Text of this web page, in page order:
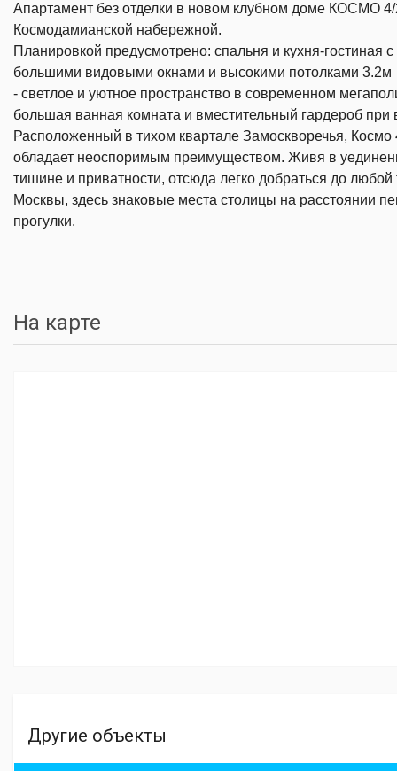
Апартамент без отделки в новом клубном доме КОСМО
Космодамианской набережной.
Планировкой предусмотрено: спальня и кухня-гостиная с
большими видовыми окнами и высокими потолками 3.2м
- светлое и уютное пространство в современном
большая ванная комната и вместительный гардероб
Расположенный в тихом квартале Замоскворечья, Космо
обладает неоспоримым преимуществом. Живя в
тишине и приватности, отсюда легко добраться до любой
Москвы, здесь знаковые места столицы на расстоянии
прогулки.
На карте
Другие объекты